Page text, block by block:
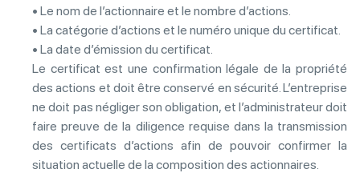
• Le nom de l’actionnaire et le nombre d’actions.
• La catégorie d’actions et le numéro unique du certificat.
• La date d’émission du certificat.
Le certificat est une confirmation légale de la propriété
des actions et doit être conservé en sécurité. L’entreprise
ne doit pas négliger son obligation, et l’administrateur doit
faire preuve de la diligence requise dans la transmission
des certificats d’actions afin de pouvoir confirmer la
situation actuelle de la composition des actionnaires.